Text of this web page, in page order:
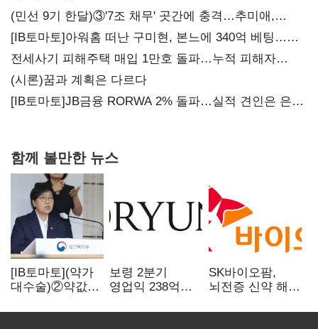
(민선 9기 한달)③'7조 채무' 곳간에 충격…추미애,
20년만에 '비상재정' 선언 승부수
[IB토마토]아워홈 떠난 구미현, 본느에 340억 베팅…
가족 지배체제 구축
전세사기 피해주택 매입 1만호 돌파…누적 피해자
4만278명
(시론)꿈과 계획은 다르다
[IB토마토]JB금융 RORWA 2% 돌파…실적 견인은 은행
함께 볼만한 뉴스
[IB토마토](약가
대수술)②약값
축소…제약업계
보령 2분기
영업익 238억…
SK바이오팜,
뇌전증 신약 해외
차세대 신약 개발